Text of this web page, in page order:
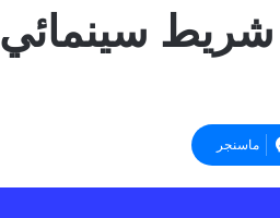
شريط سينمائي
ماسنجر